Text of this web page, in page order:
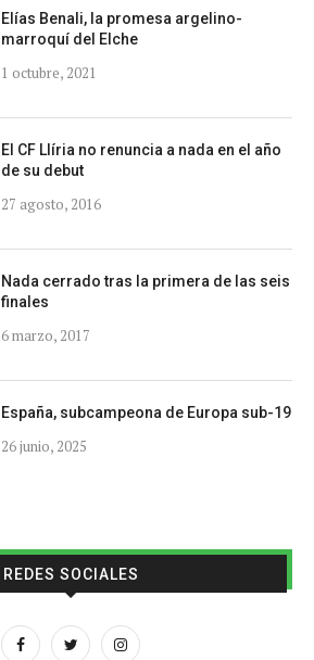
Elías Benali, la promesa argelino-
marroquí del Elche
1 octubre, 2021
El CF Llíria no renuncia a nada en el año
de su debut
27 agosto, 2016
Nada cerrado tras la primera de las seis
finales
6 marzo, 2017
España, subcampeona de Europa sub-19
26 junio, 2025
REDES SOCIALES